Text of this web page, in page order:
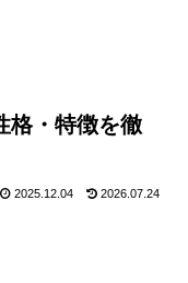
格・特徴を徹
2025.12.04 2026.07.24